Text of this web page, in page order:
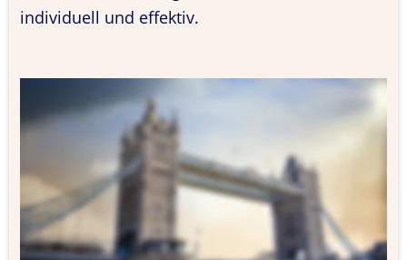
individuell und effektiv.
Was wir in Englisch fördern:
Wir arbeiten an Grammatik und
Rechtschreibung genauso wie an
Textverständnis, Aufsätzen und mündlicher
Ausdrucksfähigkeit. Ob Hauptschule,
Realschule oder Gymnasium — wir passen den
Unterricht an Schulform und Klassenstufe an.